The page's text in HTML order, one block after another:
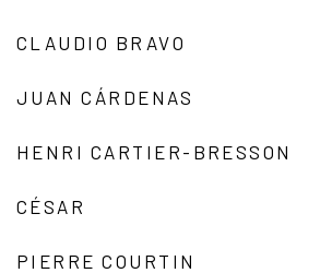
CLAUDIO BRAVO
JUAN CÁRDENAS
HENRI CARTIER-BRESSON
CÉSAR
PIERRE COURTIN